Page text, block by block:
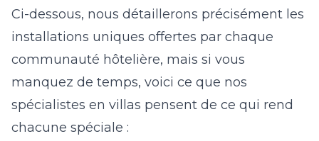
Ci-dessous, nous détaillerons précisément les
installations uniques offertes par chaque
communauté hôtelière, mais si vous
manquez de temps, voici ce que nos
spécialistes en villas pensent de ce qui rend
chacune spéciale :